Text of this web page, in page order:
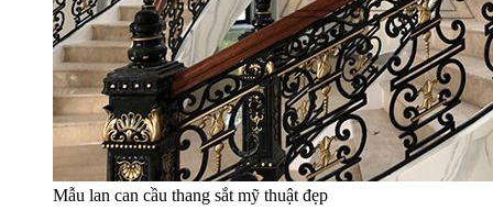
Mẫu lan can cầu thang sắt mỹ thuật đẹp